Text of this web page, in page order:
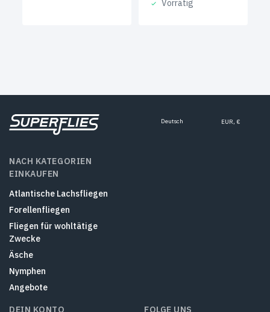
Vorrätig
Deutsch EUR, €
NACH KATEGORIEN
EINKAUFEN
Atlantische Lachsfliegen
Forellenfliegen
Fliegen für wohltätige
Zwecke
Äsche
Nymphen
Angebote
DEIN KONTO FOLGE UNS